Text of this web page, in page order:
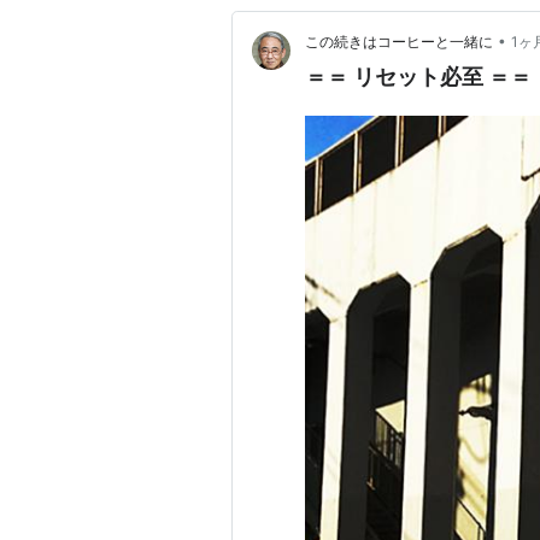
この続きはコーヒーと一緒に • 1ヶ
＝＝ リセット必至 ＝＝